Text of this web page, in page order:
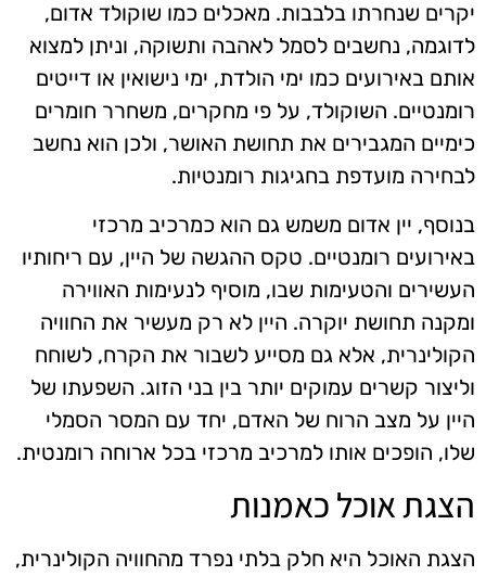
יקרים שנחרתו בלבבות. מאכלים כמו שוקולד אדום,
לדוגמה, נחשבים לסמל לאהבה ותשוקה, וניתן למצוא
אותם באירועים כמו ימי הולדת, ימי נישואין או דייטים
רומנטיים. השוקולד, על פי מחקרים, משחרר חומרים
כימיים המגבירים את תחושת האושר, ולכן הוא נחשב
לבחירה מועדפת בחגיגות רומנטיות.
בנוסף, יין אדום משמש גם הוא כמרכיב מרכזי
באירועים רומנטיים. טקס ההגשה של היין, עם ריחותיו
העשירים והטעימות שבו, מוסיף לנעימות האווירה
ומקנה תחושת יוקרה. היין לא רק מעשיר את החוויה
הקולינרית, אלא גם מסייע לשבור את הקרח, לשוחח
וליצור קשרים עמוקים יותר בין בני הזוג. השפעתו של
היין על מצב הרוח של האדם, יחד עם המסר הסמלי
שלו, הופכים אותו למרכיב מרכזי בכל ארוחה רומנטית.
הצגת אוכל כאמנות
הצגת האוכל היא חלק בלתי נפרד מהחוויה הקולינרית,